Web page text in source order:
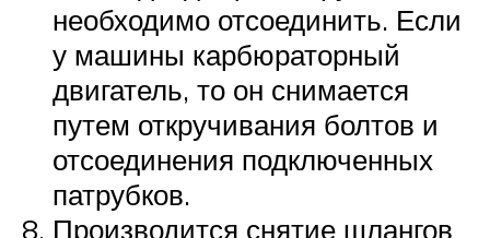
необходимо отсоединить. Если
у машины карбюраторный
двигатель, то он снимается
путем откручивания болтов и
отсоединения подключенных
патрубков.
Производится снятие шлангов